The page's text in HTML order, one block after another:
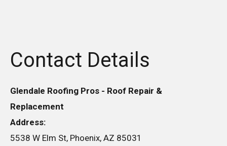
Contact Details
Glendale Roofing Pros - Roof Repair &
Replacement
Address:
5538 W Elm St, Phoenix, AZ 85031